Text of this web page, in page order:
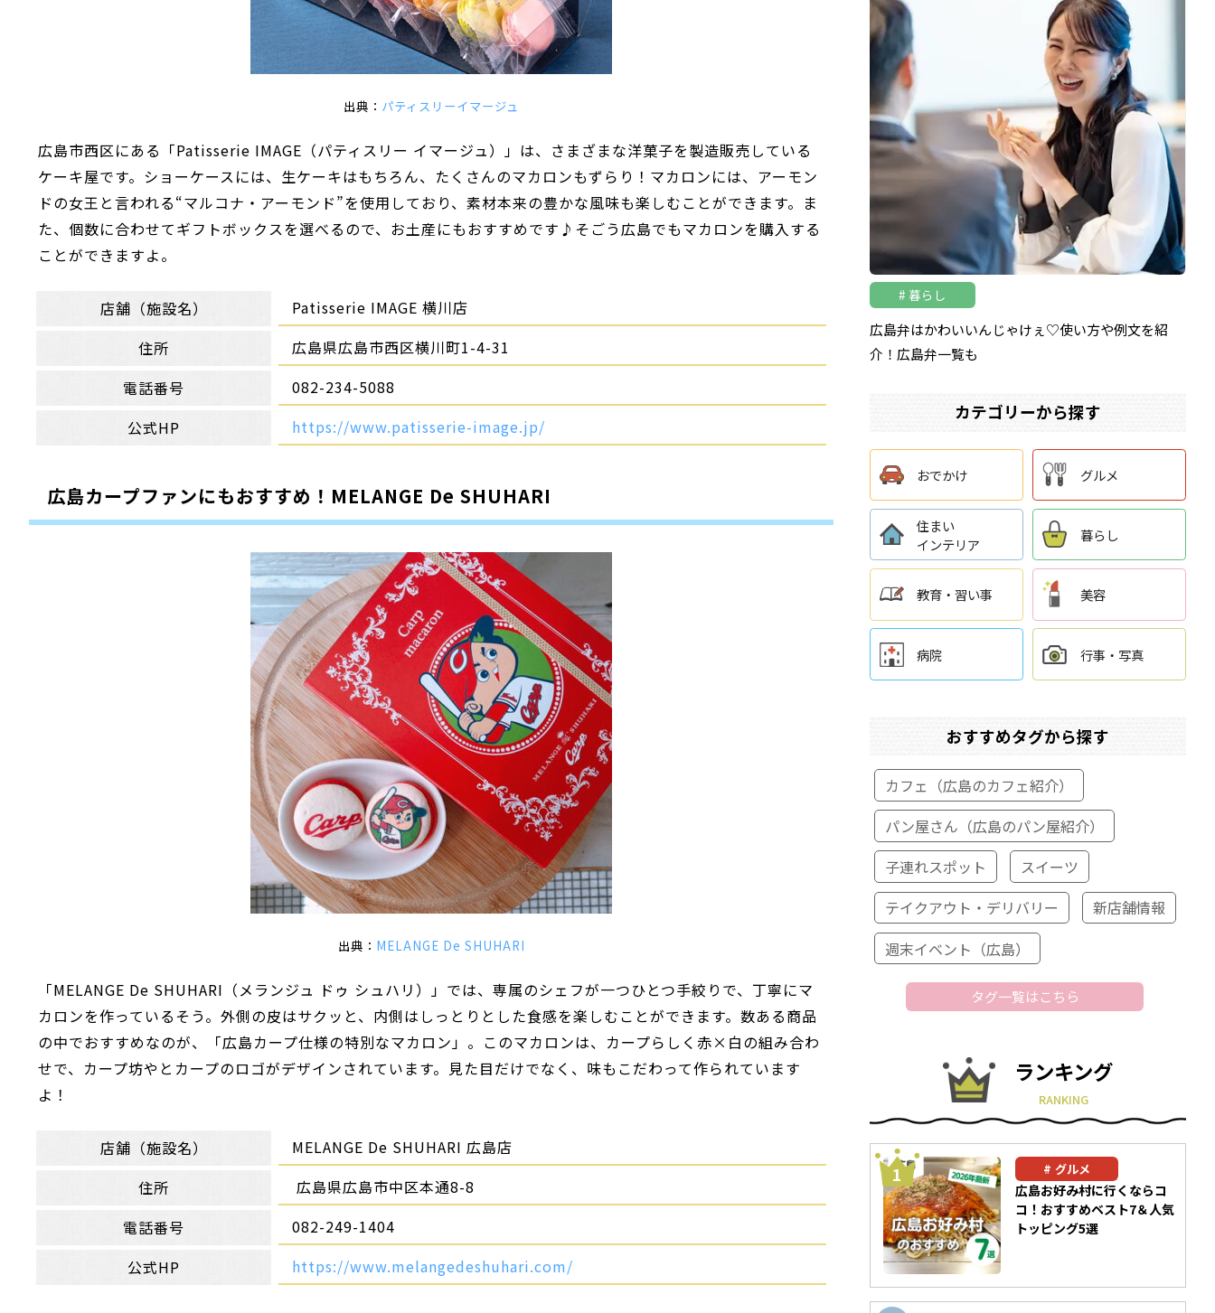
出典： パティスリーイマージュ
広島市西区にある「Patisserie IMAGE（パティスリー イマージュ）」は、さまざまな洋菓子を製造販売している
ケーキ屋です。ショーケースには、生ケーキはもちろん、たくさんのマカロンもずらり！マカロンには、アーモン
ドの女王と言われる“マルコナ・アーモンド”を使用しており、素材本来の豊かな風味も楽しむことができます。ま
た、個数に合わせてギフトボックスを選べるので、お土産にもおすすめです♪そごう広島でもマカロンを購入する
ことができますよ。
店舗（施設名）
Patisserie IMAGE 横川店
住所
広島県広島市西区横川町1-4-31
電話番号
082-234-5088
公式HP
https://www.patisserie-image.jp/
広島カープファンにもおすすめ！MELANGE De SHUHARI
出典： MELANGE De SHUHARI
「MELANGE De SHUHARI（メランジュ ドゥ シュハリ）」では、専属のシェフが一つひとつ手絞りで、丁寧にマ
カロンを作っているそう。外側の皮はサクッと、内側はしっとりとした食感を楽しむことができます。数ある商品
の中でおすすめなのが、「広島カープ仕様の特別なマカロン」。このマカロンは、カープらしく赤×白の組み合わ
せで、カープ坊やとカープのロゴがデザインされています。見た目だけでなく、味もこだわって作られています
よ！
店舗（施設名）
MELANGE De SHUHARI 広島店
住所
広島県広島市中区本通8-8
電話番号
082-249-1404
公式HP
https://www.melangedeshuhari.com/
暮らし
広島弁はかわいいんじゃけぇ♡使い方や例文を紹
介！広島弁一覧も
カテゴリーから探す
おでかけ グルメ
住まい
インテリア
暮らし
教育・習い事 美容
病院 行事・写真
おすすめタグから探す
カフェ（広島のカフェ紹介）
パン屋さん（広島のパン屋紹介）
子連れスポット
スイーツ
テイクアウト・デリバリー
新店舗情報
週末イベント（広島）
タグ一覧はこちら
ランキング
RANKING
グルメ
広島お好み村に行くならコ
コ！おすすめベスト7＆人気
トッピング5選